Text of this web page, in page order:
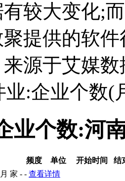
较大变化;
提供的软
源于艾媒
:企业个数(
业个数:河
频度 单位 开始时间
结
月 家 - - 查看详情